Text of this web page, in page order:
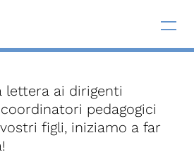
lettera ai dirigenti
pedagogici
figli, iniziamo a far